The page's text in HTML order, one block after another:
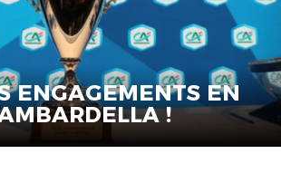
ENGAGEMENTS EN
!